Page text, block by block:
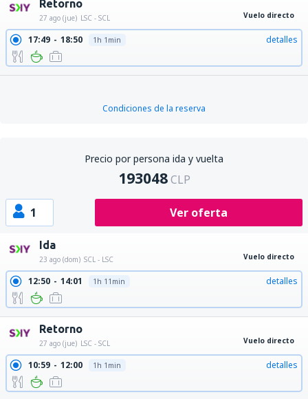
Retorno
27 ago (jue) LSC - SCL Vuelo directo
17:49 18:50 1h 1min detalles
Condiciones de la reserva
Precio por persona ida y vuelta
193048 CLP
1 Ver oferta
Ida
23 ago (dom) SCL - LSC Vuelo directo
12:50 14:01 1h 11min detalles
Retorno
27 ago (jue) LSC - SCL Vuelo directo
10:59 12:00 1h 1min detalles